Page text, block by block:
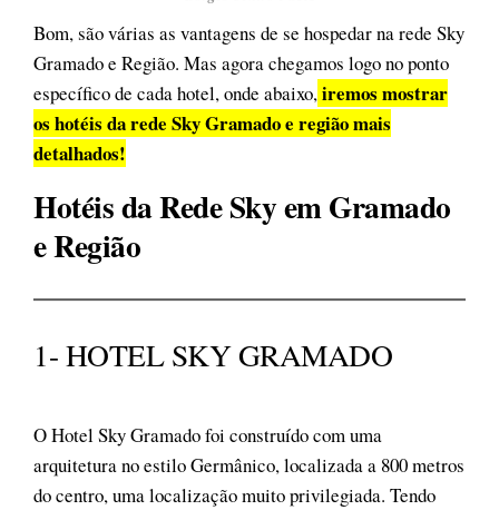
Bom, são várias as vantagens de se hospedar na rede Sky
Gramado e Região. Mas agora chegamos logo no ponto
específico de cada hotel, onde abaixo,iremos mostrar
os hotéis da rede Sky Gramado e região mais
detalhados!
Hotéis da Rede Sky em Gramado
e Região
1- HOTEL SKY GRAMADO
O Hotel Sky Gramado foi construído com uma
arquitetura no estilo Germânico, localizada a 800 metros
do centro, uma localização muito privilegiada. Tendo